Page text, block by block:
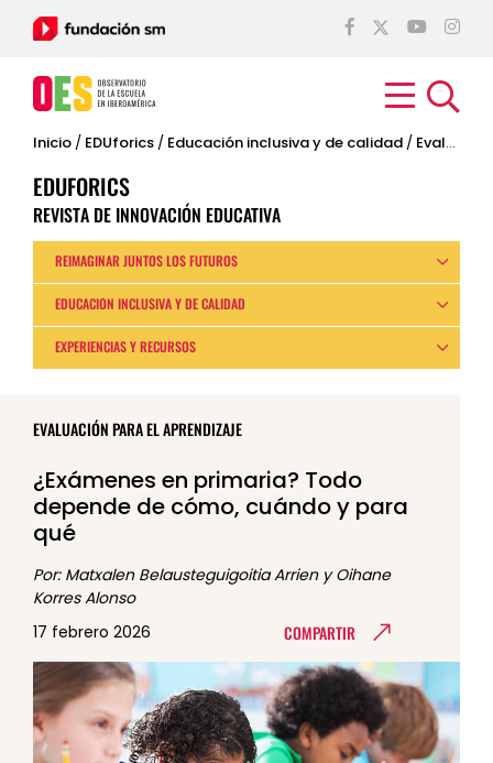
Inicio / EDUforics / Educación inclusiva y de calidad / Evaluación para el aprendizaje
EDUFORICS
REVISTA DE INNOVACIÓN EDUCATIVA
REIMAGINAR JUNTOS LOS FUTUROS
EDUCACIÓN INCLUSIVA Y DE CALIDAD
EXPERIENCIAS Y RECURSOS
EVALUACIÓN PARA EL APRENDIZAJE
¿Exámenes en primaria? Todo
depende de cómo, cuándo y para
qué
Por: Matxalen Belausteguigoitia Arrien y Oihane
Korres Alonso
17 febrero 2026
COMPARTIR